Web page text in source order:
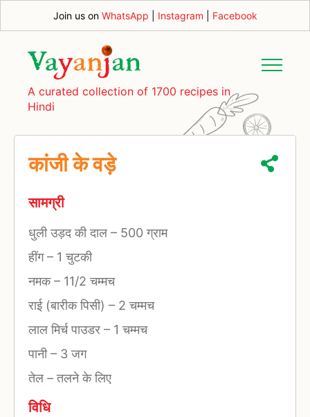
Join us on WhatsApp Instagram Facebook
A curated collection of 1700 recipes in
Hindi
कांजी के वड़े
सामग्री
धुली उड़द की दाल – 500 ग्राम
हींग– 1 चुटकी
नमक– 11/2 चम्मच
राई (बारीक पिसी) – 2 चम्मच
लाल मिर्च पाउडर – 1 चम्मच
पानी– 3 जग
तेल –तलने के लिए
विधि